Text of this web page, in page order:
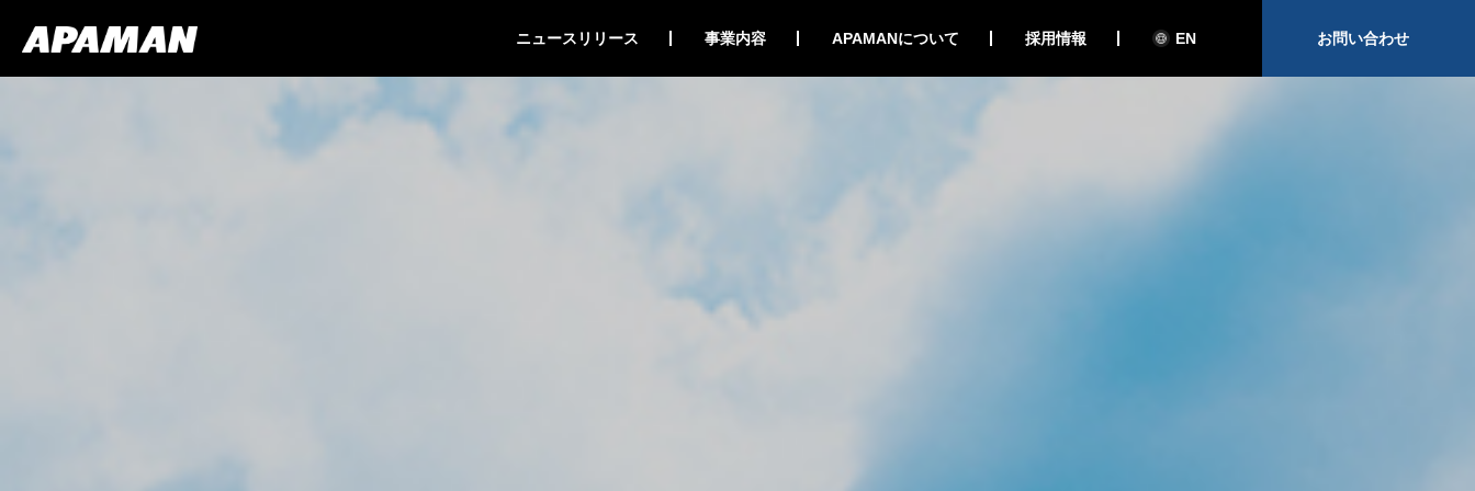
ニュースリリース 事業内容 APAMANについて 採用情報 EN お問い合わせ